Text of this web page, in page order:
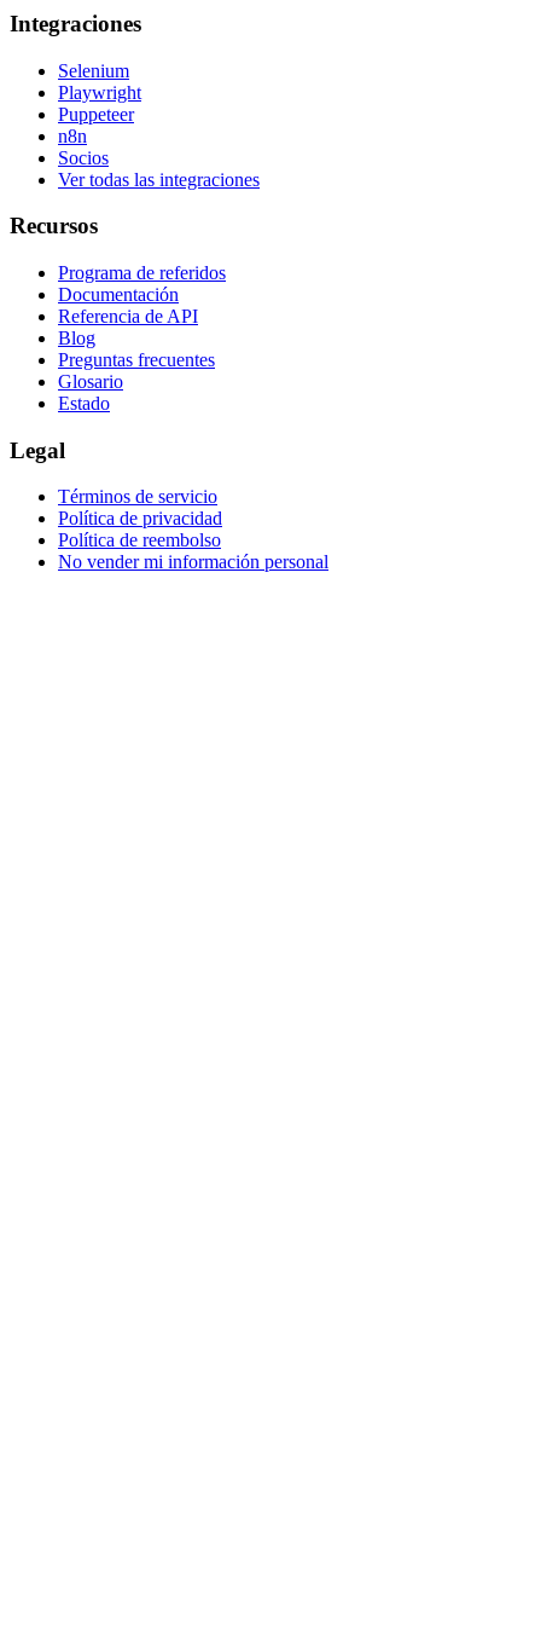
Integraciones
Selenium
Playwright
Puppeteer
n8n
Socios
Ver todas las integraciones
Recursos
Programa de referidos
Documentación
Referencia de API
Blog
Preguntas frecuentes
Glosario
Estado
Legal
Términos de servicio
Política de privacidad
Política de reembolso
No vender mi información personal